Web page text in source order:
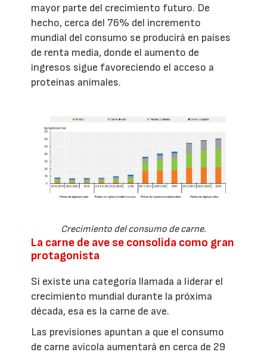
mayor parte del crecimiento futuro. De
hecho, cerca del 76% del incremento
mundial del consumo se producirá en países
de renta media, donde el aumento de
ingresos sigue favoreciendo el acceso a
proteínas animales.
Crecimiento del consumo de carne.
La carne de ave se consolida como gran
protagonista
Si existe una categoría llamada a liderar el
crecimiento mundial durante la próxima
década, esa es la carne de ave.
Las previsiones apuntan a que el consumo
de carne avícola aumentará en cerca de 29